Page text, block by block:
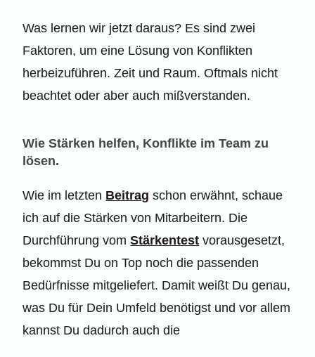
Was lernen wir jetzt daraus? Es sind zwei
Faktoren, um eine Lösung von Konflikten
herbeizuführen. Zeit und Raum. Oftmals nicht
beachtet oder aber auch mißverstanden.
Wie Stärken helfen, Konflikte im Team zu
lösen.
Wie im letzten Beitrag schon erwähnt, schaue
ich auf die Stärken von Mitarbeitern. Die
Durchführung vomStärkentest vorausgesetzt,
bekommst Du on Top noch die passenden
Bedürfnisse mitgeliefert. Damit weißt Du genau,
was Du für Dein Umfeld benötigst und vor allem
kannst Du dadurch auch die